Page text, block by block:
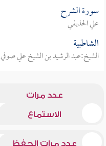
سورة الشرح
علي الحذيفي
الشاطبية
الشيخ:عبد الرشيد بن الشيخ علي صوفي
عدد مرات
الاستماع
عدد مرات الحفظ